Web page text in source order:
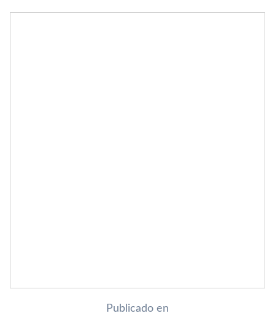
Publicado en